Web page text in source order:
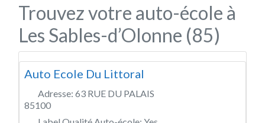
Trouvez votre auto-école à
Les Sables-d’Olonne (85)
Auto Ecole Du Littoral
Adresse: 63 RUE DU PALAIS
85100